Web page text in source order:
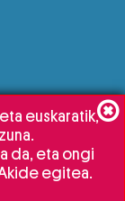
euskaratik,
da, eta ongi
egitea.